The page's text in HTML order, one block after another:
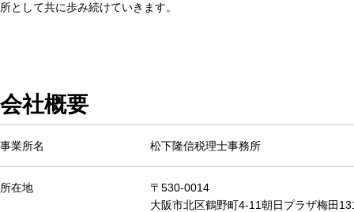
所として共に歩み続けていきます。
会社概要
事業所名 松下隆信税理士事務所
所在地
〒530-0014
大阪市北区鶴野町4-11朝日プラザ梅田